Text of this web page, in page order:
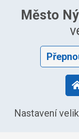
Město
Nastavení